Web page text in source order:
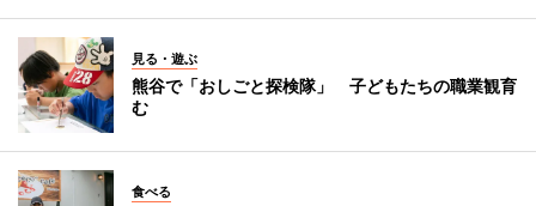
見る・遊ぶ
熊谷で「おしごと探検隊」 子どもたちの職業観育
む
食べる